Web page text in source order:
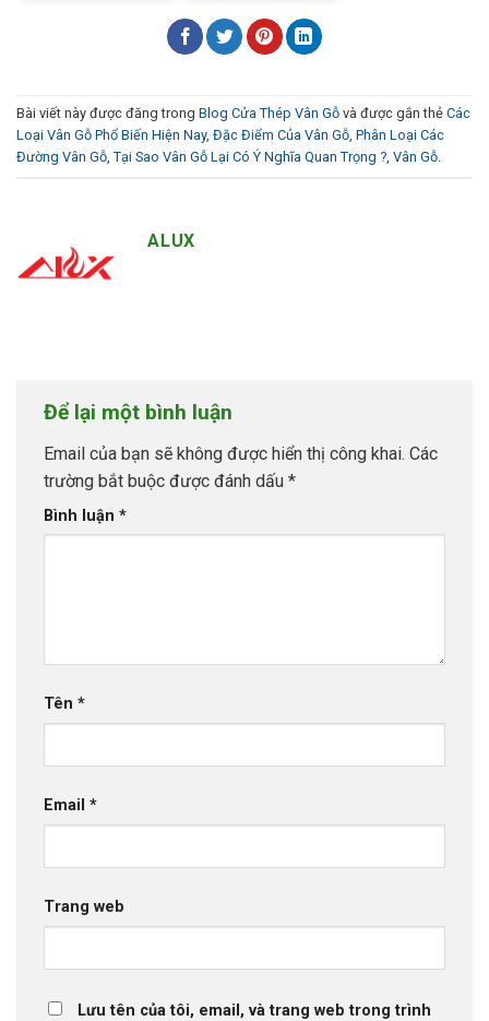
Bài viết này được đăng trong Blog Cửa Thép Vân Gỗ và được gắn thẻ Các
Loại Vân Gỗ Phổ Biến Hiện Nay, Đặc Điểm Của Vân Gỗ, Phân Loại Các
Đường Vân Gỗ, Tại Sao Vân Gỗ Lại Có Ý Nghĩa Quan Trọng ?, Vân Gỗ.
ALUX
Để lại một bình luận
Email của bạn sẽ không được hiển thị công khai. Các
trường bắt buộc được đánh dấu *
Bình luận *
Tên *
Email *
Trang web
Lưu tên của tôi, email, và trang web trong trình